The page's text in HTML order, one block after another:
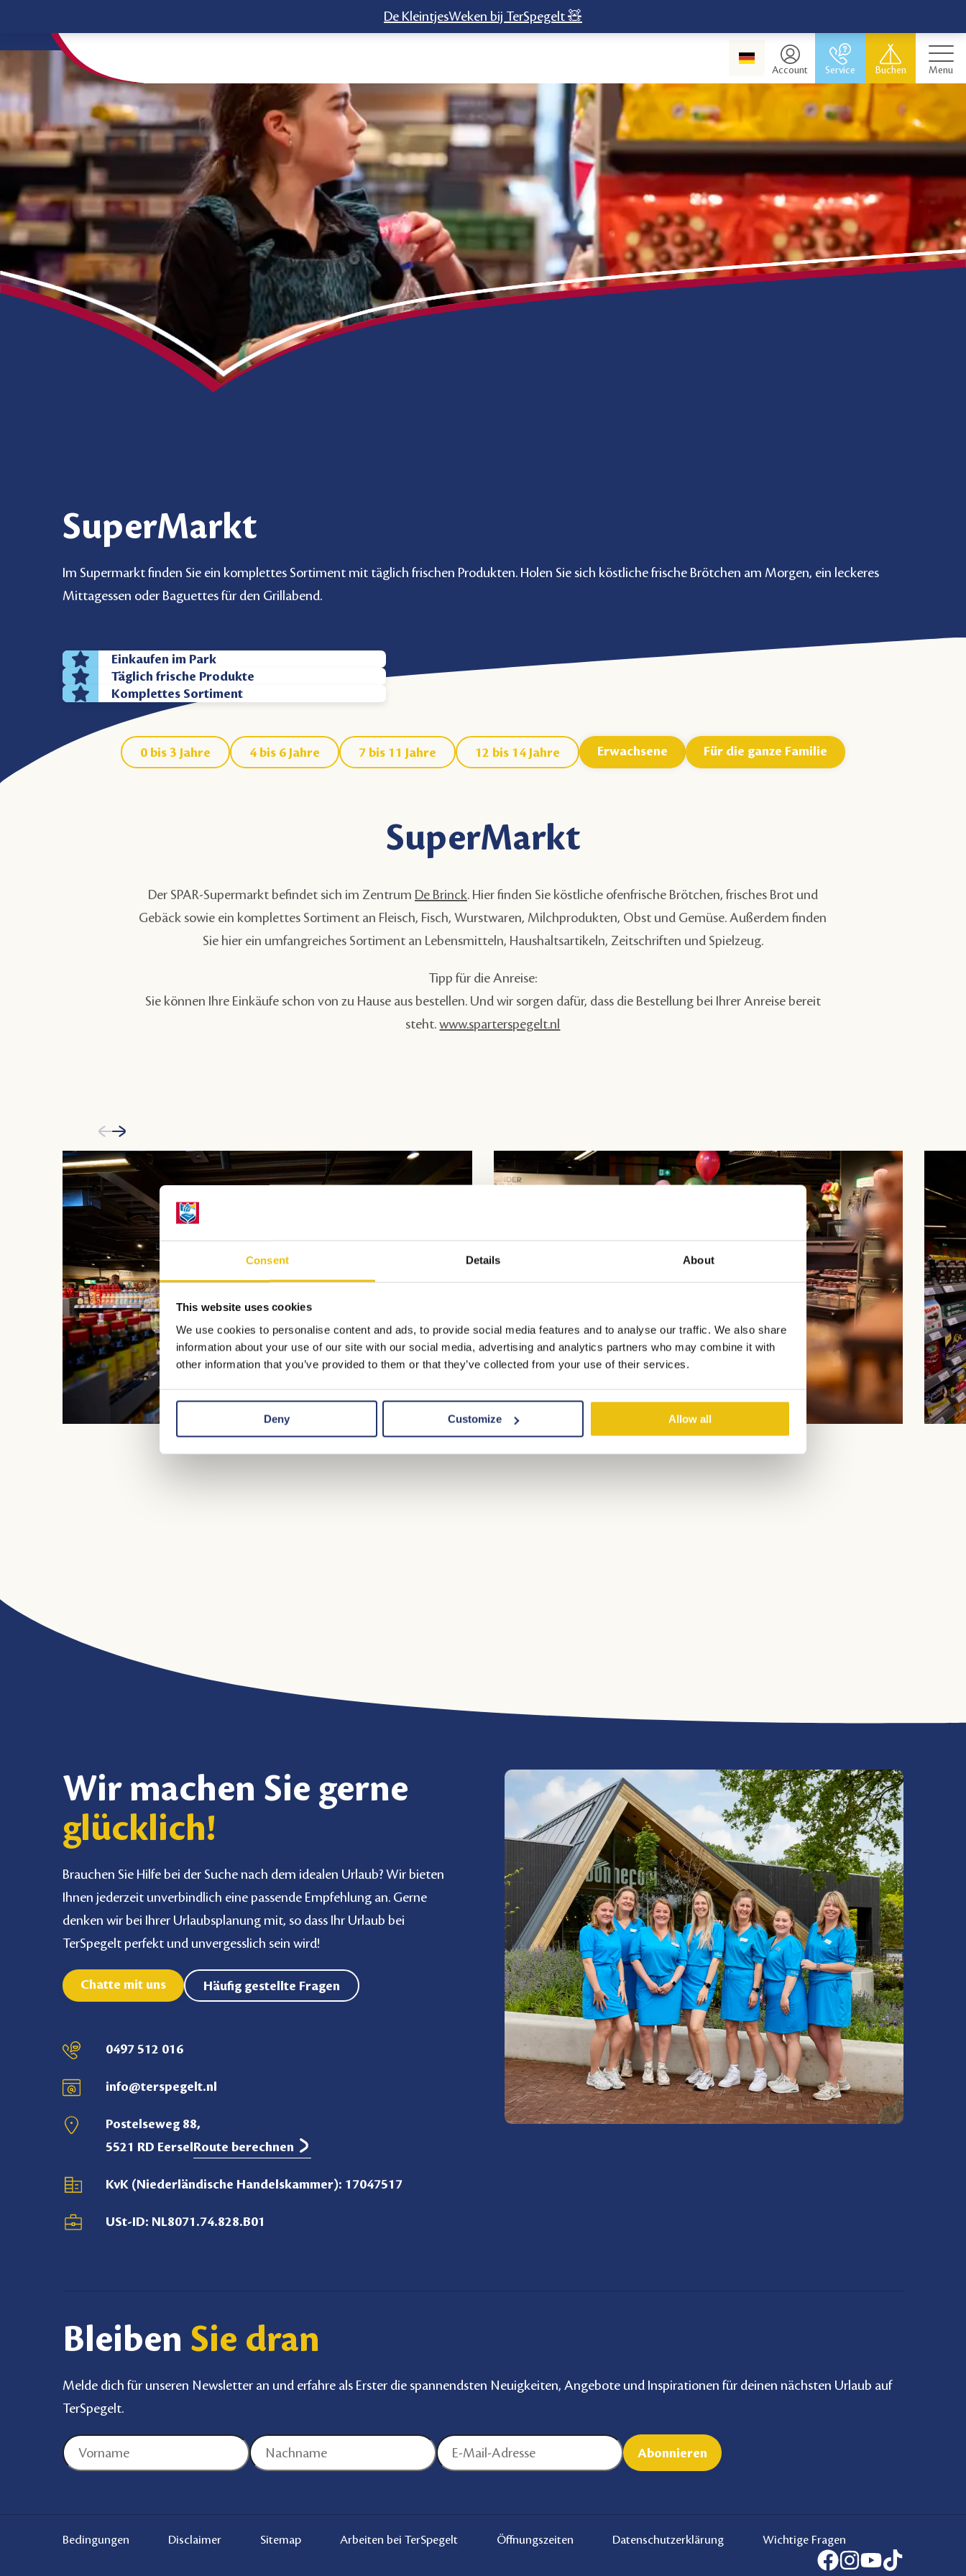
Consent Details About
This website uses cookies
We use cookies to personalise content and ads, to provide social media features and to analyse our traffic. We also share
information about your use of our site with our social media, advertising and analytics partners who may combine it with
other information that you’ve provided to them or that they’ve collected from your use of their services.
Deny Customize Allow all
De KleintjesWeken bij TerSpegelt 🧸
Account Service Buchen Menu
Home Einrichtungen SuperMarkt
SuperMarkt
Im Supermarkt finden Sie ein komplettes Sortiment mit täglich frischen Produkten. Holen Sie sich köstliche frische Brötchen am Morgen, ein leckeres
Mittagessen oder Baguettes für den Grillabend.
Einkaufen im Park
Täglich frische Produkte
Komplettes Sortiment
0 bis 3 Jahre 4 bis 6 Jahre 7 bis 11 Jahre 12 bis 14 Jahre Erwachsene Für die ganze Familie
SuperMarkt
Der SPAR-Supermarkt befindet sich im Zentrum De Brinck. Hier finden Sie köstliche ofenfrische Brötchen, frisches Brot und
Gebäck sowie ein komplettes Sortiment an Fleisch, Fisch, Wurstwaren, Milchprodukten, Obst und Gemüse. Außerdem finden
Sie hier ein umfangreiches Sortiment an Lebensmitteln, Haushaltsartikeln, Zeitschriften und Spielzeug.
Tipp für die Anreise:
Sie können Ihre Einkäufe schon von zu Hause aus bestellen. Und wir sorgen dafür, dass die Bestellung bei Ihrer Anreise bereit
steht.www.sparterspegelt.nl
Wir machen Sie gerne
glücklich!
Brauchen Sie Hilfe bei der Suche nach dem idealen Urlaub? Wir bieten
Ihnen jederzeit unverbindlich eine passende Empfehlung an. Gerne
denken wir bei Ihrer Urlaubsplanung mit, so dass Ihr Urlaub bei
TerSpegelt perfekt und unvergesslich sein wird!
Chatte mit uns Häufig gestellte Fragen
0497 512 016
info@terspegelt.nl
Postelseweg 88,
5521 RD Eersel Route berechnen
KvK (Niederländische Handelskammer): 17047517
USt-ID: NL8071.74.828.B01
Bleiben Sie dran
Melde dich für unseren Newsletter an und erfahre als Erster die spannendsten Neuigkeiten, Angebote und Inspirationen für deinen nächsten Urlaub auf
TerSpegelt.
Bedingungen Disclaimer Sitemap Arbeiten bei TerSpegelt Öffnungszeiten Datenschutzerklärung Wichtige Fragen